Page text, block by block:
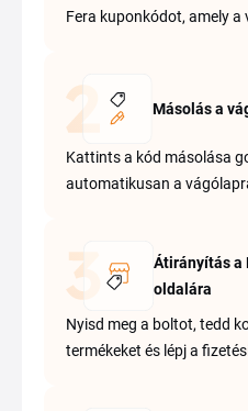
Fera kuponkódot, amely a
Másolás a
Kattints a kód másolása
automatikusan a
Átirányítás a
oldalára
Nyisd meg a boltot, tedd
termékeket és lépj a